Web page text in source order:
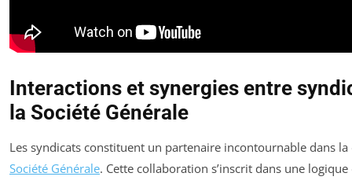
Interactions et synergies entre
la Société Générale
Les syndicats constituent un partenaire incontournable dans la
Société Générale. Cette collaboration s’inscrit dans une